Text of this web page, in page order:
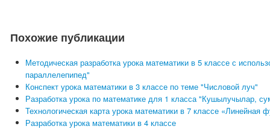
Похожие публикации
Методическая разработка урока математики в 5 классе с
параллелепипед"
Конспект урока математики в 3 классе по теме "Числовой луч"
Разработка урока по математике для 1 класса "Кушылучылар,
Технологическая карта урока математики в 7 классе «Линейная
Разработка урока математики в 4 классе